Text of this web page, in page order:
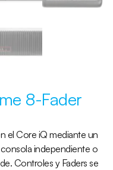
8-Fader
el Core iQ mediante un
independiente o
Controles y Faders se